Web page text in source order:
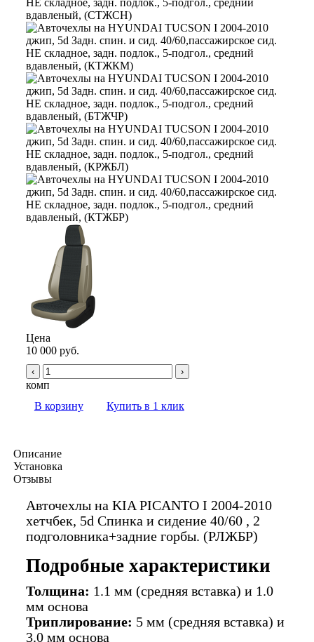
Цена
10 000 руб.
‹ ›
комп
В корзину
Купить в 1 клик
Описание
Установка
Отзывы
Авточехлы на KIA PICANTO I 2004-2010
хетчбек, 5d Спинка и сидение 40/60 , 2
подголовника+задние горбы. (РЛЖБР)
Подробные характеристики
Толщина: 1.1 мм (средняя вставка) и 1.0
мм основа
Триплирование: 5 мм (средняя вставка) и
3.0 мм основа